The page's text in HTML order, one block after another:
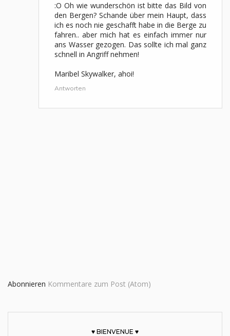
:O Oh wie wunderschön ist bitte das Bild von
den Bergen? Schande über mein Haupt, dass
ich es noch nie geschafft habe in die Berge zu
fahren.. aber mich hat es einfach immer nur
ans Wasser gezogen. Das sollte ich mal ganz
schnell in Angriff nehmen!
Maribel Skywalker, ahoi!
Antworten
Abonnieren Kommentare zum Post (Atom)
♥ BIENVENUE ♥